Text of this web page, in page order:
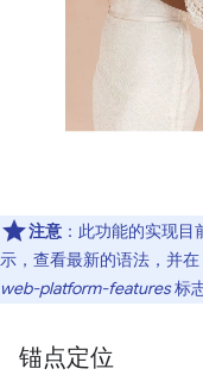
注意 ：此功能的实现
示，查看最新的语法，并
web-platform-features标
锚点定位